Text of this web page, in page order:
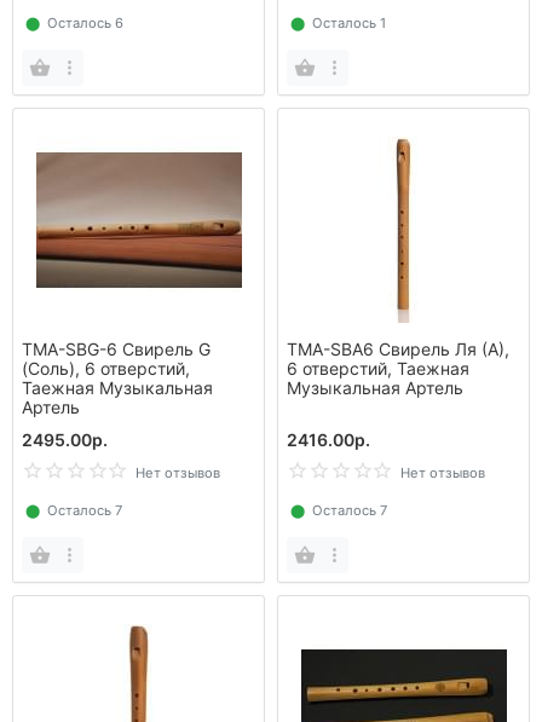
⬤ Осталось 6 ⬤ Осталось 1
TMA-SBG-6 Свирель G
(Соль), 6 отверстий,
Таежная Музыкальная
Артель
2495.00р.
Нет отзывов
⬤ Осталось 7
TMA-SBA6 Свирель Ля (А),
6 отверстий, Таежная
Музыкальная Артель
2416.00р.
Нет отзывов
⬤ Осталось 7